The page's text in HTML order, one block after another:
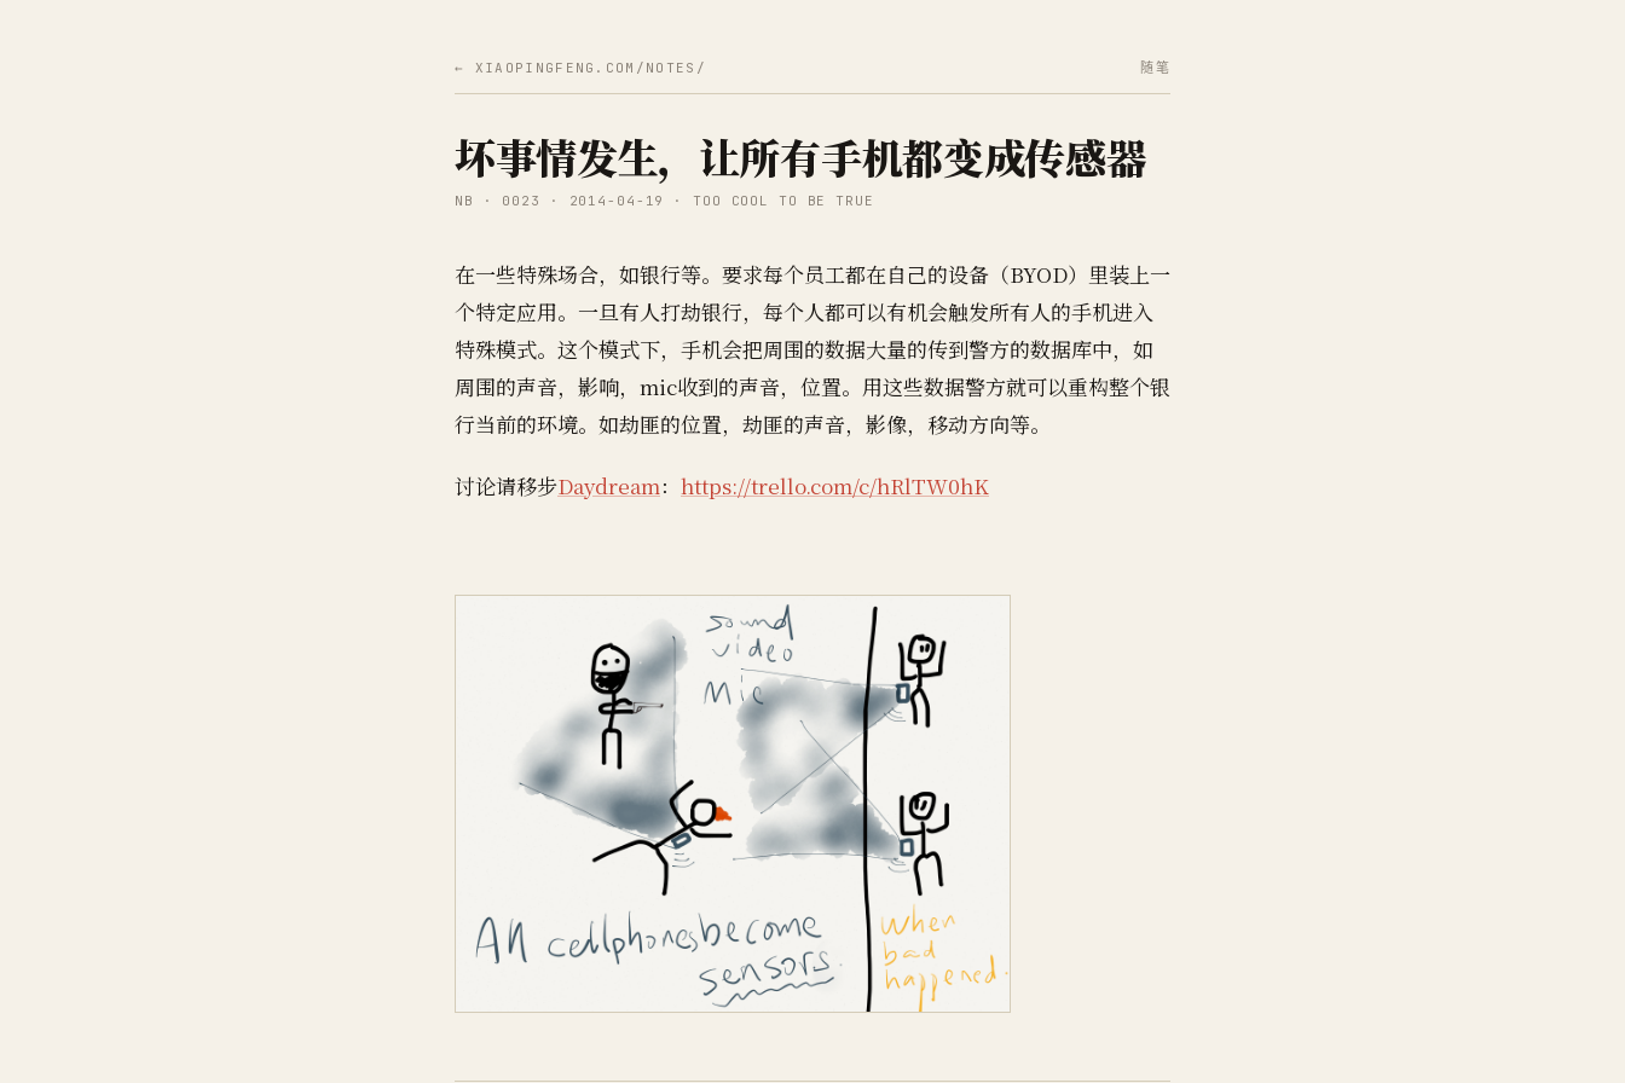
← XIAOPINGFENG.COM/NOTES/ 随笔
坏事情发生，让所有手机都变成传感器
NB · 0023 · 2014-04-19 · TOO COOL TO BE TRUE
在一些特殊场合，如银行等。要求每个员工都在自己的设备（BYOD）里装上一
个特定应用。一旦有人打劫银行，每个人都可以有机会触发所有人的手机进入
特殊模式。这个模式下，手机会把周围的数据大量的传到警方的数据库中，如
周围的声音，影响，mic收到的声音，位置。用这些数据警方就可以重构整个银
行当前的环境。如劫匪的位置，劫匪的声音，影像，移动方向等。
讨论请移步Daydream： https://trello.com/c/hRlTW0hK